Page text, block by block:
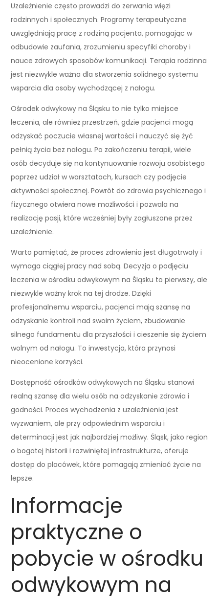
Uzależnienie często prowadzi do zerwania więzi
rodzinnych i społecznych. Programy terapeutyczne
uwzględniają pracę z rodziną pacjenta, pomagając w
odbudowie zaufania, zrozumieniu specyfiki choroby i
nauce zdrowych sposobów komunikacji. Terapia rodzinna
jest niezwykle ważna dla stworzenia solidnego systemu
wsparcia dla osoby wychodzącej z nałogu.
Ośrodek odwykowy na Śląsku to nie tylko miejsce
leczenia, ale również przestrzeń, gdzie pacjenci mogą
odzyskać poczucie własnej wartości i nauczyć się żyć
pełnią życia bez nałogu. Po zakończeniu terapii, wiele
osób decyduje się na kontynuowanie rozwoju osobistego
poprzez udział w warsztatach, kursach czy podjęcie
aktywności społecznej. Powrót do zdrowia psychicznego i
fizycznego otwiera nowe możliwości i pozwala na
realizację pasji, które wcześniej były zagłuszone przez
uzależnienie.
Warto pamiętać, że proces zdrowienia jest długotrwały i
wymaga ciągłej pracy nad sobą. Decyzja o podjęciu
leczenia w ośrodku odwykowym na Śląsku to pierwszy, ale
niezwykle ważny krok na tej drodze. Dzięki
profesjonalnemu wsparciu, pacjenci mają szansę na
odzyskanie kontroli nad swoim życiem, zbudowanie
silnego fundamentu dla przyszłości i cieszenie się życiem
wolnym od nałogu. To inwestycja, która przynosi
nieocenione korzyści.
Dostępność ośrodków odwykowych na Śląsku stanowi
realną szansę dla wielu osób na odzyskanie zdrowia i
godności. Proces wychodzenia z uzależnienia jest
wyzwaniem, ale przy odpowiednim wsparciu i
determinacji jest jak najbardziej możliwy. Śląsk, jako region
o bogatej historii i rozwiniętej infrastrukturze, oferuje
dostęp do placówek, które pomagają zmieniać życie na
lepsze.
Informacje
praktyczne o
pobycie w ośrodku
odwykowym na